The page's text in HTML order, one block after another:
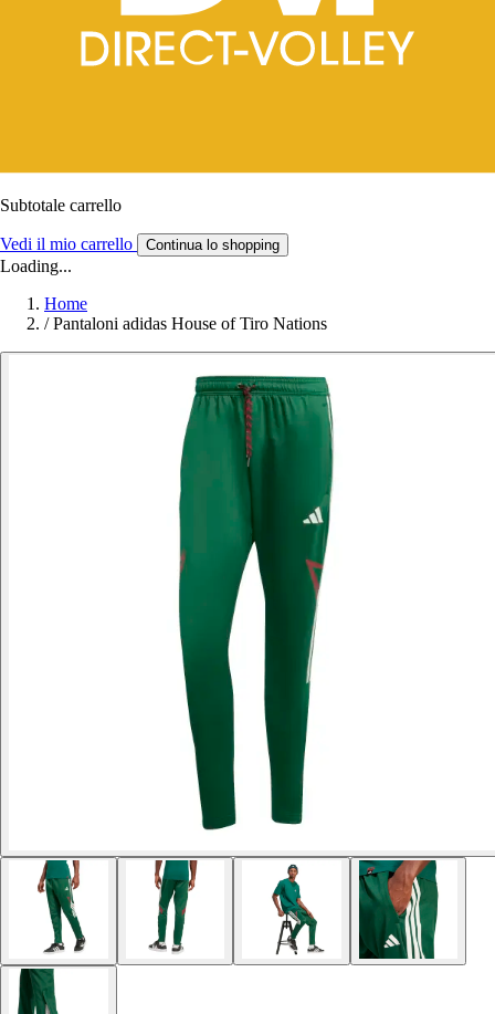
Subtotale carrello
Vedi il mio carrello Continua lo shopping
Loading...
Home
/ Pantaloni adidas House of Tiro Nations